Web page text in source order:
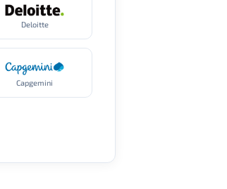
Deloitte
Capgemini